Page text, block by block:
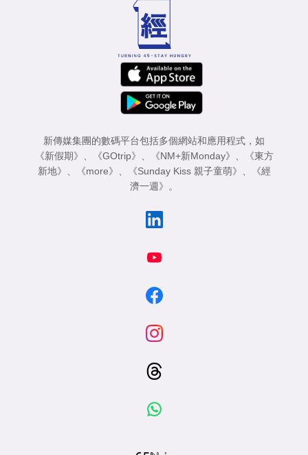
新傳媒集團的數碼平台包括多個網站和應用程式，如
《新假期》 、 《GOtrip》 、 《NM+新Monday》 、
《東方
新地》 、 《more》 、 《Sunday Kiss 親子童萌》 、
《經
濟一週》 。